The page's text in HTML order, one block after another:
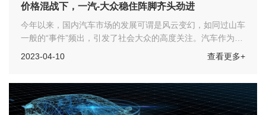
价格混战下，一汽-大众稳住阵脚齐头劲进
今年以来，国内汽车市场的发展可谓是风云变幻，如同过山车
一般的“事件”频出，引发了社会大众的高度关注。汽车作为大
宗消费品中的重要支柱，重要程度不言而喻，目前有望迎来新
2023-04-10 查看更多+